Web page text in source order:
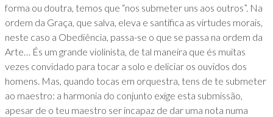
forma ou doutra, temos que “nos submeter uns aos outros”. Na
ordem da Graça, que salva, eleva e santifica as virtudes morais,
neste caso a Obediência, passa-se o que se passa na ordem da
Arte… És um grande violinista, de tal maneira que és muitas
vezes convidado para tocar a solo e deliciar os ouvidos dos
homens. Mas, quando tocas em orquestra, tens de te submeter
ao maestro: a harmonia do conjunto exige esta submissão,
apesar de o teu maestro ser incapaz de dar uma nota numa